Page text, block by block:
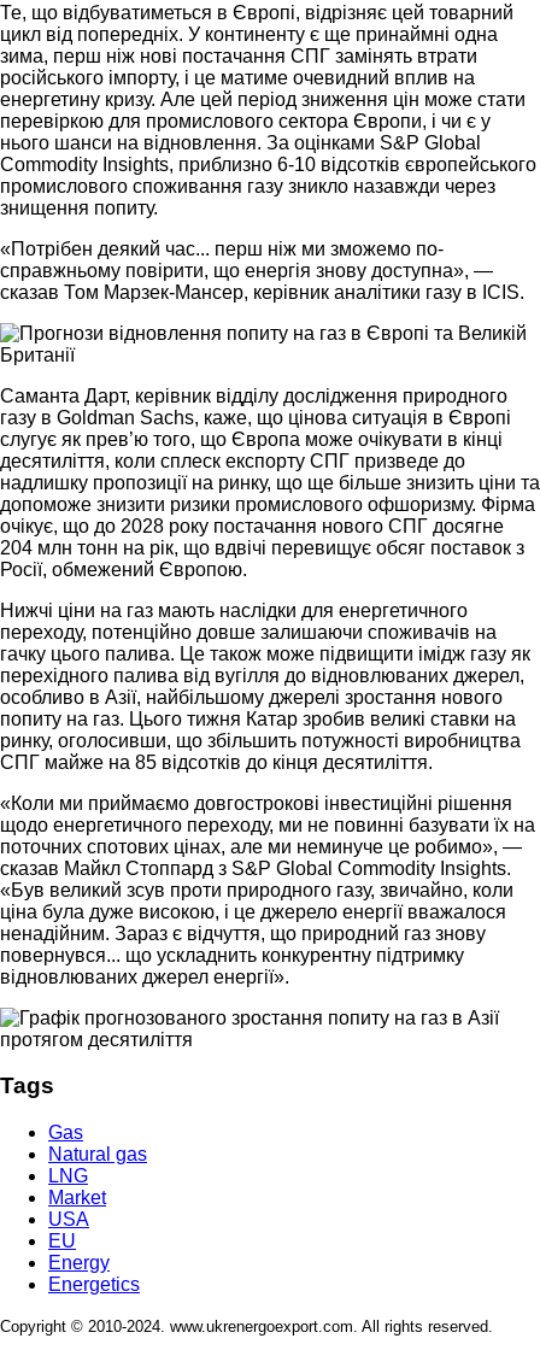
Те, що відбуватиметься в Європі, відрізняє цей товарний
цикл від попередніх. У континенту є ще принаймні одна
зима, перш ніж нові постачання СПГ замінять втрати
російського імпорту, і це матиме очевидний вплив на
енергетину кризу. Але цей період зниження цін може стати
перевіркою для промислового сектора Європи, і чи є у
нього шанси на відновлення. За оцінками S&P Global
Commodity Insights, приблизно 6-10 відсотків європейського
промислового споживання газу зникло назавжди через
знищення попиту.
«Потрібен деякий час... перш ніж ми зможемо по-
справжньому повірити, що енергія знову доступна», —
сказав Том Марзек-Мансер, керівник аналітики газу в ICIS.
Саманта Дарт, керівник відділу дослідження природного
газу в Goldman Sachs, каже, що цінова ситуація в Європі
слугує як прев’ю того, що Європа може очікувати в кінці
десятиліття, коли сплеск експорту СПГ призведе до
надлишку пропозиції на ринку, що ще більше знизить ціни та
допоможе знизити ризики промислового офшоризму. Фірма
очікує, що до 2028 року постачання нового СПГ досягне
204 млн тонн на рік, що вдвічі перевищує обсяг поставок з
Росії, обмежений Європою.
Нижчі ціни на газ мають наслідки для енергетичного
переходу, потенційно довше залишаючи споживачів на
гачку цього палива. Це також може підвищити імідж газу як
перехідного палива від вугілля до відновлюваних джерел,
особливо в Азії, найбільшому джерелі зростання нового
попиту на газ. Цього тижня Катар зробив великі ставки на
ринку, оголосивши, що збільшить потужності виробництва
СПГ майже на 85 відсотків до кінця десятиліття.
«Коли ми приймаємо довгострокові інвестиційні рішення
щодо енергетичного переходу, ми не повинні базувати їх на
поточних спотових цінах, але ми неминуче це робимо», —
сказав Майкл Стоппард з S&P Global Commodity Insights.
«Був великий зсув проти природного газу, звичайно, коли
ціна була дуже високою, і це джерело енергії вважалося
ненадійним. Зараз є відчуття, що природний газ знову
повернувся... що ускладнить конкурентну підтримку
відновлюваних джерел енергії».
Tags
Gas
Natural gas
LNG
Market
USA
EU
Energy
Energetics
Copyright © 2010-2024. www.ukrenergoexport.com. All rights reserved.